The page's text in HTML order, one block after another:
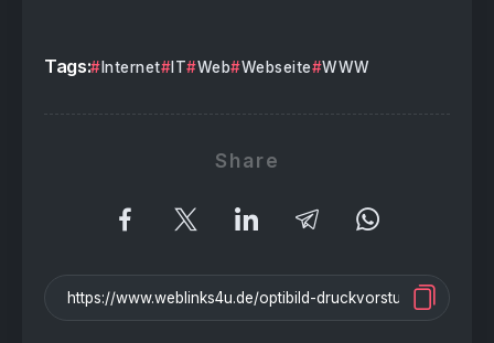
Tags: Internet IT Web Webseite WWW
Share